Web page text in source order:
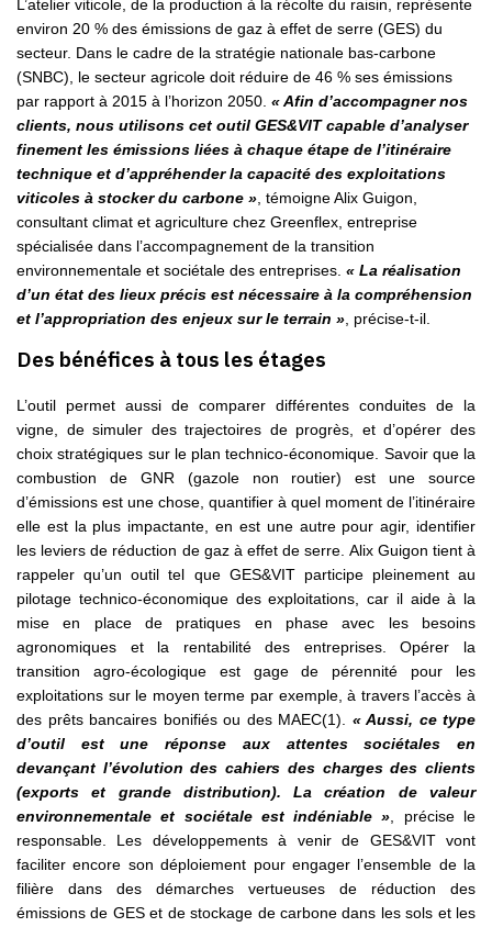
L’atelier viticole, de la production à la récolte du raisin, représente
environ 20 % des émissions de gaz à effet de serre (GES) du
secteur. Dans le cadre de la stratégie nationale bas-carbone
(SNBC), le secteur agricole doit réduire de 46 % ses émissions
par rapport à 2015 à l’horizon 2050. « Afin d’accompagner nos
clients, nous utilisons cet outil GES&VIT capable d’analyser
finement les émissions liées à chaque étape de l’itinéraire
technique et d’appréhender la capacité des exploitations
viticoles à stocker du carbone », témoigne Alix Guigon,
consultant climat et agriculture chez Greenflex, entreprise
spécialisée dans l’accompagnement de la transition
environnementale et sociétale des entreprises. « La réalisation
d’un état des lieux précis est nécessaire à la compréhension
et l’appropriation des enjeux sur le terrain », précise-t-il.
Des bénéfices à tous les étages
L’outil permet aussi de comparer différentes conduites de la
vigne, de simuler des trajectoires de progrès, et d’opérer des
choix stratégiques sur le plan technico-économique. Savoir que la
combustion de GNR (gazole non routier) est une source
d’émissions est une chose, quantifier à quel moment de l’itinéraire
elle est la plus impactante, en est une autre pour agir, identifier
les leviers de réduction de gaz à effet de serre. Alix Guigon tient à
rappeler qu’un outil tel que GES&VIT participe pleinement au
pilotage technico-économique des exploitations, car il aide à la
mise en place de pratiques en phase avec les besoins
agronomiques et la rentabilité des entreprises. Opérer la
transition agro-écologique est gage de pérennité pour les
exploitations sur le moyen terme par exemple, à travers l’accès à
des prêts bancaires bonifiés ou des MAEC(1). « Aussi, ce type
d’outil est une réponse aux attentes sociétales en
devançant l’évolution des cahiers des charges des clients
(exports et grande distribution). La création de valeur
environnementale et sociétale est indéniable », précise le
responsable. Les développements à venir de GES&VIT vont
faciliter encore son déploiement pour engager l’ensemble de la
filière dans des démarches vertueuses de réduction des
émissions de GES et de stockage de carbone dans les sols et les